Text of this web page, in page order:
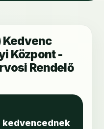
Kedvenc
Központ -
Rendelő